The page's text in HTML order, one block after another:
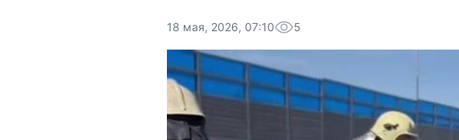
18 мая, 2026, 07:10 5